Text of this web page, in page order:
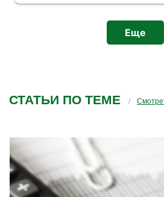
Слава Богу нашла, но не тут.
не более. Если вы уж что то
пределами специализации,
было понятнее на примере)
Еще
СТАТЬИ ПО ТЕМЕ